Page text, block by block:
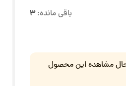
باقی مانده:3
مشاهده این محصول